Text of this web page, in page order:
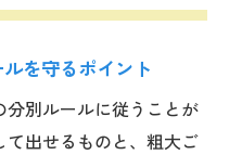
を守るポイント
別ルールに従うことが
出せるものと、粗大ご